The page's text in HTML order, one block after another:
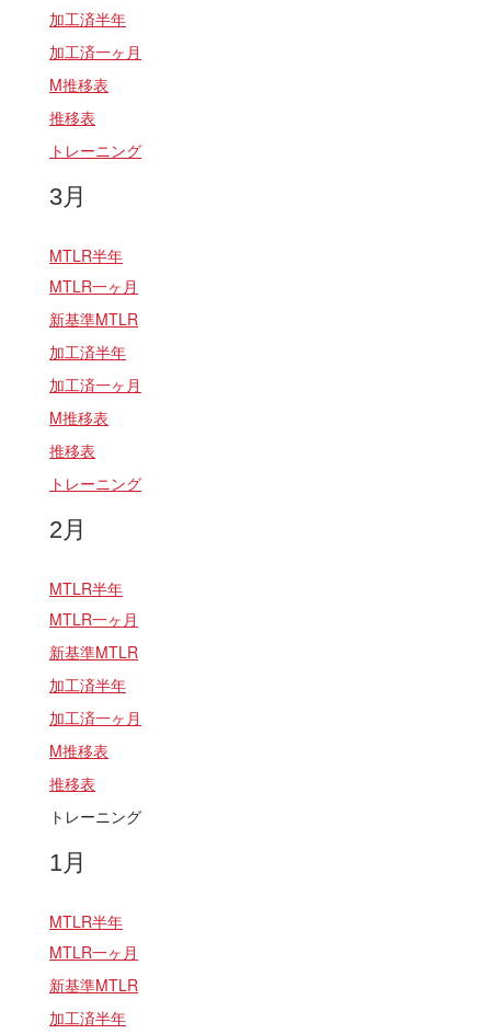
加工済半年
加工済一ヶ月
M推移表
推移表
トレーニング
3月
MTLR半年
MTLR一ヶ月
新基準MTLR
加工済半年
加工済一ヶ月
M推移表
推移表
トレーニング
2月
MTLR半年
MTLR一ヶ月
新基準MTLR
加工済半年
加工済一ヶ月
M推移表
推移表
トレーニング
1月
MTLR半年
MTLR一ヶ月
新基準MTLR
加工済半年